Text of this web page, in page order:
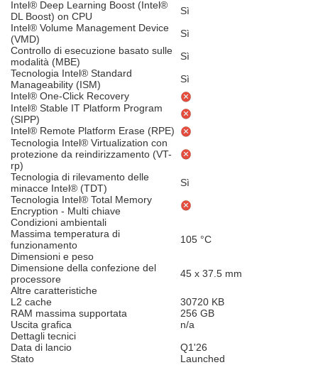
Intel® Deep Learning Boost (Intel®
DL Boost) on CPU
Sì
Intel® Volume Management Device
(VMD)
Sì
Controllo di esecuzione basato sulle
modalità (MBE)
Sì
Tecnologia Intel® Standard
Manageability (ISM)
Sì
Intel® One-Click Recovery
Intel® Stable IT Platform Program
(SIPP)
Intel® Remote Platform Erase (RPE)
Tecnologia Intel® Virtualization con
protezione da reindirizzamento (VT-
rp)
Tecnologia di rilevamento delle
minacce Intel® (TDT)
Sì
Tecnologia Intel® Total Memory
Encryption - Multi chiave
Condizioni ambientali
Massima temperatura di
funzionamento
105 °C
Dimensioni e peso
Dimensione della confezione del
processore
45 x 37.5 mm
Altre caratteristiche
L2 cache
30720 KB
RAM massima supportata
256 GB
Uscita grafica
n/a
Dettagli tecnici
Data di lancio
Q1'26
Stato
Launched